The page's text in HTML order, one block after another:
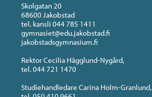
Skolgatan 20
68600 Jakobstad
tel. kansli 044 785 1411
gymnasiet@edu.jakobstad.fi
jakobstadsgymnasium.fi
Rektor Cecilia Hägglund-Nygård,
tel. 044 721 1470
Studiehandledare Carina Holm-Granlund,